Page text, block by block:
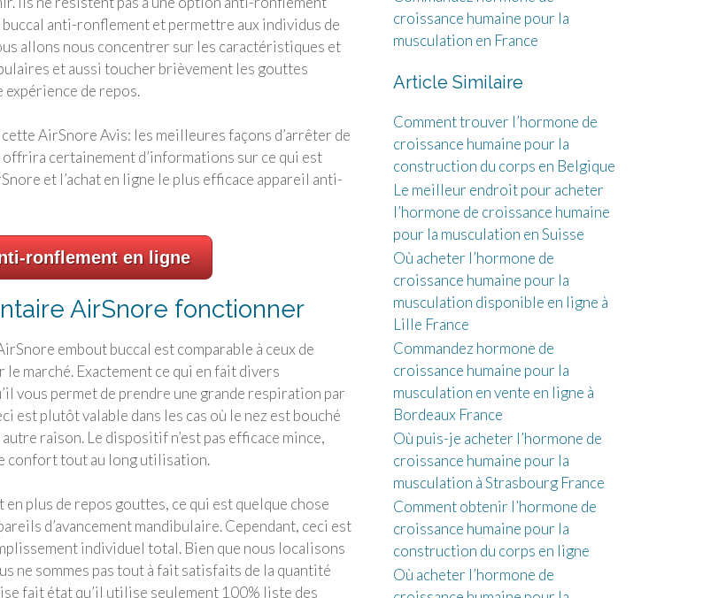
anti-ronflement et permettre aux individus de
allons nous concentrer sur les caractéristiques et
et aussi toucher brièvement les gouttes
de repos.
AirSnore Avis: les meilleures façons d’arrêter de
certainement d’informations sur ce qui est
et l’achat en ligne le plus efficace appareil anti-
ronflement en ligne
AirSnore fonctionner
embout buccal est comparable à ceux de
marché. Exactement ce qui en fait divers
vous permet de prendre une grande respiration par
est plutôt valable dans les cas où le nez est bouché
raison. Le dispositif n’est pas efficace mince,
confort tout au long utilisation.
plus de repos gouttes, ce qui est quelque chose
d’avancement mandibulaire. Cependant, ceci est
individuel total. Bien que nous localisons
ne sommes pas tout à fait satisfaits de la quantité
fait état qu’il utilise seulement 100% liste des
croissance humaine pour la
musculation en France
Article Similaire
Comment trouver l’hormone de
croissance humaine pour la
construction du corps en Belgique
Le meilleur endroit pour acheter
l’hormone de croissance humaine
pour la musculation en Suisse
Où acheter l’hormone de
croissance humaine pour la
musculation disponible en ligne à
Lille France
Commandez hormone de
croissance humaine pour la
musculation en vente en ligne à
Bordeaux France
Où puis-je acheter l’hormone de
croissance humaine pour la
musculation à Strasbourg France
Comment obtenir l’hormone de
croissance humaine pour la
construction du corps en ligne
Où acheter l’hormone de